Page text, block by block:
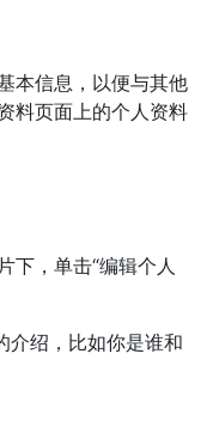
本信息，以便与其他
料页面上的个人资料
下，单击“编辑个人
介绍，比如你是谁和